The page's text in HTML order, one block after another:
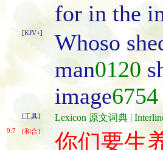
for in the
[KJV+] Whoso
man0120
image6754
[工具] Lexicon 原文词典 |
9:7 [和合] 你们要生